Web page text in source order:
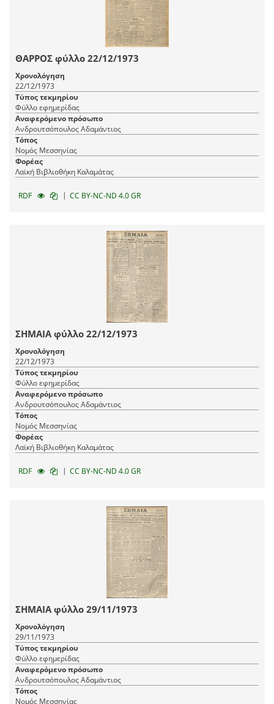
ΘΑΡΡΟΣ φύλλο 22/12/1973
Χρονολόγηση
22/12/1973
Τύπος τεκμηρίου
Φύλλο εφημερίδας
Αναφερόμενο πρόσωπο
Ανδρουτσόπουλος Αδαμάντιος
Τόπος
Νομός Μεσσηνίας
Φορέας
Λαϊκή Βιβλιοθήκη Καλαμάτας
RDF | CC BY-NC-ND 4.0 GR
ΣΗΜΑΙΑ φύλλο 22/12/1973
Χρονολόγηση
22/12/1973
Τύπος τεκμηρίου
Φύλλο εφημερίδας
Αναφερόμενο πρόσωπο
Ανδρουτσόπουλος Αδαμάντιος
Τόπος
Νομός Μεσσηνίας
Φορέας
Λαϊκή Βιβλιοθήκη Καλαμάτας
RDF | CC BY-NC-ND 4.0 GR
ΣΗΜΑΙΑ φύλλο 29/11/1973
Χρονολόγηση
29/11/1973
Τύπος τεκμηρίου
Φύλλο εφημερίδας
Αναφερόμενο πρόσωπο
Ανδρουτσόπουλος Αδαμάντιος
Τόπος
Νομός Μεσσηνίας